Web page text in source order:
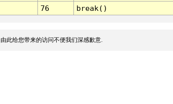
76 break()
此给您带来的访问不便我们深感歉意.